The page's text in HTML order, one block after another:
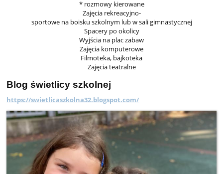
* rozmowy kierowane
Zajęcia rekreacyjno-
sportowe na boisku szkolnym lub w sali gimnastycznej
Spacery po okolicy
Wyjścia na plac zabaw
Zajęcia komputerowe
Filmoteka, bajkoteka
Zajęcia teatralne
Blog świetlicy szkolnej
https://swietlicaszkolna32.blogspot.com/